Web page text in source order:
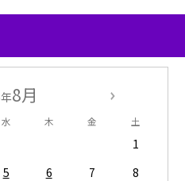
8月
水 木 金 土
1
5 6 7
8